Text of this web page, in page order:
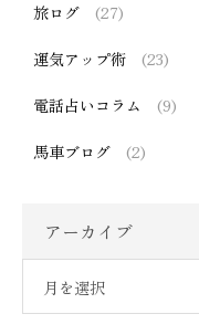
旅ログ (27)
運気アップ術 (23)
電話占いコラム (9)
馬車ブログ (2)
アーカイブ
月を選択